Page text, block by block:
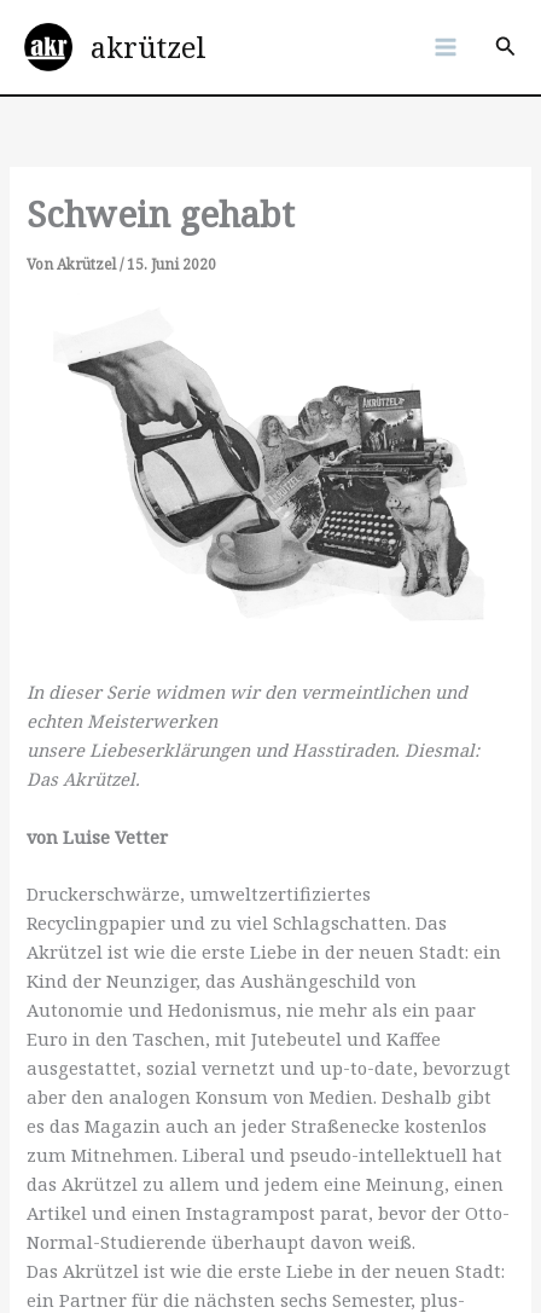
Inhalt
springen
akrützel
Schwein gehabt
VonAkrützel/15. Juni 2020
In dieser Serie widmen wir den vermeintlichen und
echten Meisterwerken
unsere Liebeserklärungen und Hasstiraden. Diesmal:
Das Akrützel.
von Luise Vetter
Druckerschwärze, umweltzertifiziertes
Recyclingpapier und zu viel Schlagschatten. Das
Akrützel ist wie die erste Liebe in der neuen Stadt: ein
Kind der Neunziger, das Aushängeschild von
Autonomie und Hedonismus, nie mehr als ein paar
Euro in den Taschen, mit Jutebeutel und Kaffee
ausgestattet, sozial vernetzt und up-to-date, bevorzugt
aber den analogen Konsum von Medien. Deshalb gibt
es das Magazin auch an jeder Straßenecke kostenlos
zum Mitnehmen. Liberal und pseudo-intellektuell hat
das Akrützel zu allem und jedem eine Meinung, einen
Artikel und einen Instagrampost parat, bevor der Otto-
Normal-Studierende überhaupt davon weiß.
Das Akrützel ist wie die erste Liebe in der neuen Stadt:
ein Partner für die nächsten sechs Semester, plus-